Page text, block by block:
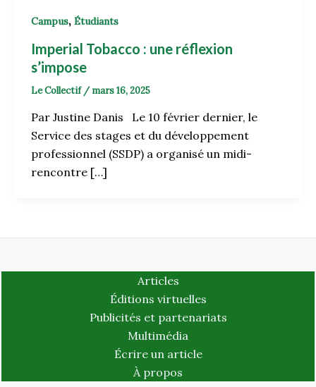
Campus, Étudiants
Imperial Tobacco : une réflexion
s’impose
Le Collectif / mars 16, 2025
Par Justine Danis Le 10 février dernier, le
Service des stages et du développement
professionnel (SSDP) a organisé un midi-
rencontre […]
Articles
Éditions virtuelles
Publicités et partenariats
Multimédia
Écrire un article
À propos